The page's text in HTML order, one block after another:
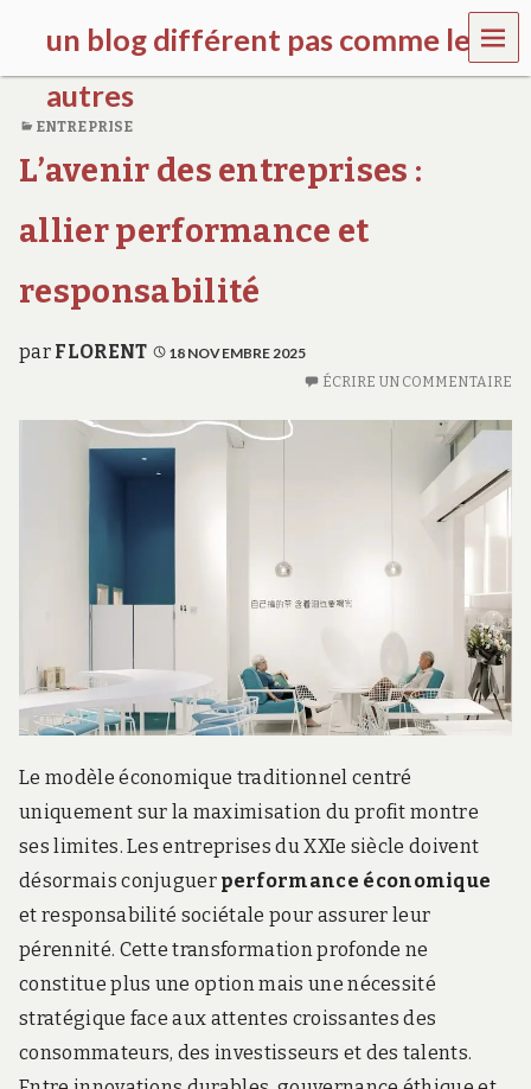
un blog différent pas comme les
autres
d
c
h
d
e
MEN
U
ENTREPRISE
L’avenir des entreprises :
allier performance et
responsabilité
par FLORENT 18 NOVEMBRE 2025
ÉCRIRE UN COMMENTAIRE
Le modèle économique traditionnel centré
uniquement sur la maximisation du profit montre
ses limites. Les entreprises du XXIe siècle doivent
désormais conjuguer performance économique
et responsabilité sociétale pour assurer leur
pérennité. Cette transformation profonde ne
constitue plus une option mais une nécessité
stratégique face aux attentes croissantes des
consommateurs, des investisseurs et des talents.